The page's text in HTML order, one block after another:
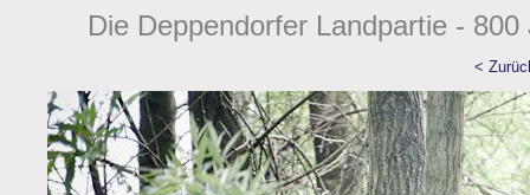
Die Deppendorfer Landpartie -
<